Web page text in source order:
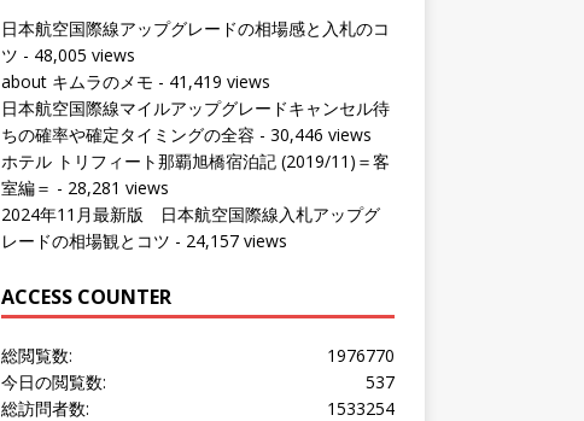
日本航空国際線アップグレードの相場感と入札のコ
ツ - 48,005 views
about キムラのメモ - 41,419 views
日本航空国際線マイルアップグレードキャンセル待
ちの確率や確定タイミングの全容 - 30,446 views
ホテル トリフィート那覇旭橋宿泊記 (2019/11)＝客
室編＝ - 28,281 views
2024年11月最新版 日本航空国際線入札アップグ
レードの相場観とコツ - 24,157 views
ACCESS COUNTER
1976770
総閲覧数:
537
今日の閲覧数:
1533254
総訪問者数: